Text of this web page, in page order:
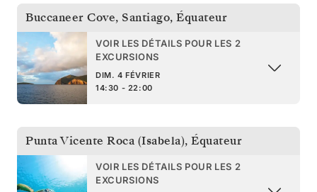
Buccaneer Cove, Santiago, Équateur
VOIR LES DÉTAILS POUR LES 2
EXCURSIONS
DIM. 4 FÉVRIER
14:30 - 22:00
Punta Vicente Roca (Isabela), Équateur
VOIR LES DÉTAILS POUR LES 2
EXCURSIONS